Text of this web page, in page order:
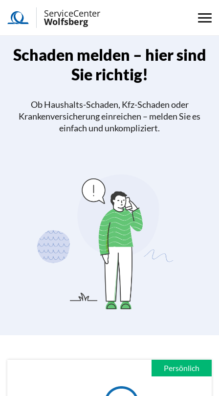
ServiceCenter
Wolfsberg
Schaden melden – hier sind
Sie richtig!
Ob Haushalts-Schaden, Kfz-Schaden oder
Krankenversicherung einreichen – melden Sie es
einfach und unkompliziert.
Persönlich